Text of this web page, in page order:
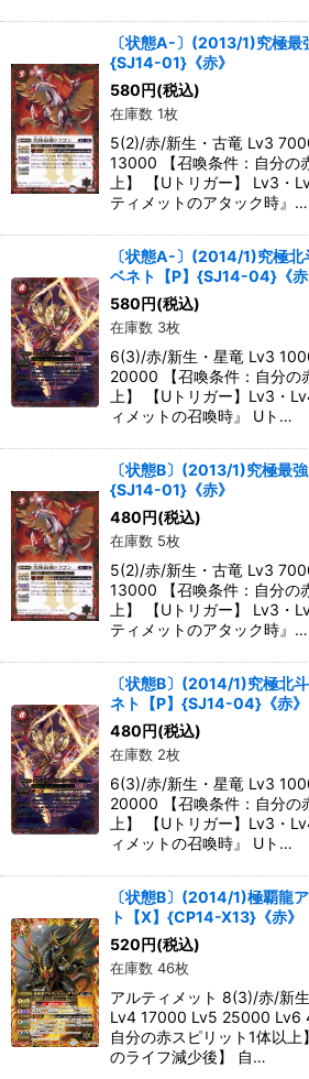
〔状態A-〕(2013/1)究極最
{SJ14-01}《赤》
580 円(税込)
在庫数 1枚
5(2)/赤/新生・古竜 Lv3
13000 【召喚条件：自分の
上】 【Uトリガー】 Lv3・
ティメットのアタック時』…
〔状態A-〕(2014/1)究極北
ベネト【P】{SJ14-04}《赤
580 円(税込)
在庫数 3枚
6(3)/赤/新生・星竜 Lv3
20000 【召喚条件：自分の
上】 【Uトリガー】Lv3・
ィメットの召喚時』 Uト…
〔状態B〕(2013/1)究極最強
{SJ14-01}《赤》
480 円(税込)
在庫数 5枚
5(2)/赤/新生・古竜 Lv3
13000 【召喚条件：自分の
上】 【Uトリガー】 Lv3・
ティメットのアタック時』…
〔状態B〕(2014/1)究極北
ネト【P】{SJ14-04}《赤》
480 円(税込)
在庫数 2枚
6(3)/赤/新生・星竜 Lv3
20000 【召喚条件：自分の
上】 【Uトリガー】Lv3・
ィメットの召喚時』 Uト…
〔状態B〕(2014/1)極覇龍
ト【X】{CP14-X13}《赤》
520 円(税込)
在庫数 46枚
アルティメット 8(3)/赤/新
Lv4 17000 Lv5 25000 Lv6
自分の赤スピリット1体以
のライフ減少後】 自…